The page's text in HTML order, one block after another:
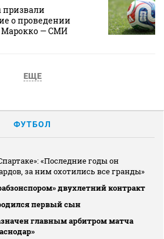
о проведении
Марокко — СМИ
ЕЩЕ
ФУТБОЛ
«Последние годы он
за ним охотились все гранды»
двухлетний контракт
первый сын
главным арбитром матча